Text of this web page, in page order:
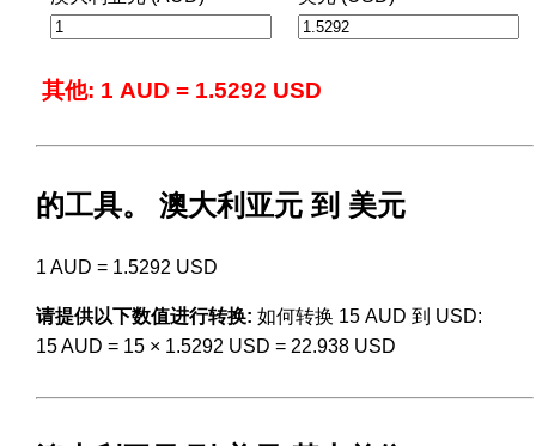
其他: 1 AUD = 1.5292 USD
的工具。 澳大利亚元 到 美元
1 AUD = 1.5292 USD
请提供以下数值进行转换: 如何转换 15 AUD 到 USD:
15 AUD = 15 × 1.5292 USD = 22.938 USD